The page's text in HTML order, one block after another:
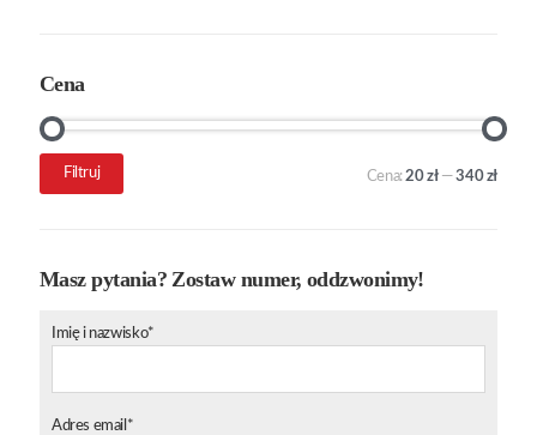
Cena
Cena
Cena
Filtruj Cena:20 zł—340 zł
Masz pytania? Zostaw numer, oddzwonimy!
Imię i nazwisko*
Adres email*